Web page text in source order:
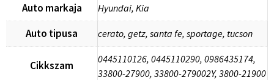
Auto markaja Hyundai, Kia
Auto tipusa cerato, getz, santa fe, sportage, tucson
Cikkszam
0445110126, 0445110290, 0986435174,
33800-27900, 33800-279002Y, 3800-21900